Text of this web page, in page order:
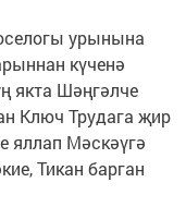
урынына
күченә
якта Шәңгәлче
Ключ Трудага җир
яллап Мәскәүгә
Тикан барган